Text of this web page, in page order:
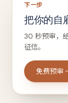
下一步
把你的自
30 秒预审，
征信。
免费预审